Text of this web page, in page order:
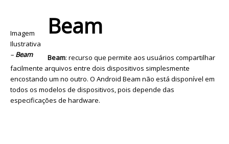
Imagem
Ilustrativa
– Beam
Beam
Beam: recurso que permite aos usuários compartilhar
facilmente arquivos entre dois dispositivos simplesmente
encostando um no outro. O Android Beam não está disponível em
todos os modelos de dispositivos, pois depende das
especificações de hardware.